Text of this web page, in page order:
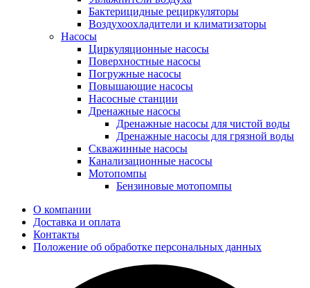
Бактерицидные рециркуляторы
Воздухоохладители и климатизаторы
Насосы
Циркуляционные насосы
Поверхностные насосы
Погружные насосы
Повышающие насосы
Насосные станции
Дренажные насосы
Дренажные насосы для чистой воды
Дренажные насосы для грязной воды
Скважинные насосы
Канализационные насосы
Мотопомпы
Бензиновые мотопомпы
О компании
Доставка и оплата
Контакты
Положение об обработке персональных данных